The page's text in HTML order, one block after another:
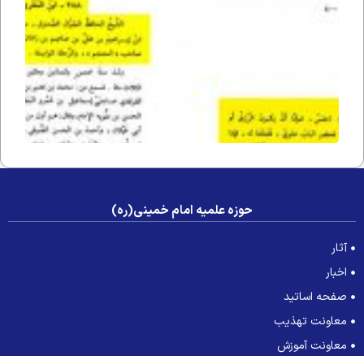
جوز
–
حوزه علمیه امام خمینی(ره)
آثار
اخبار
صفحه اساتید
معاونت تهذیب
معاونت آموزش